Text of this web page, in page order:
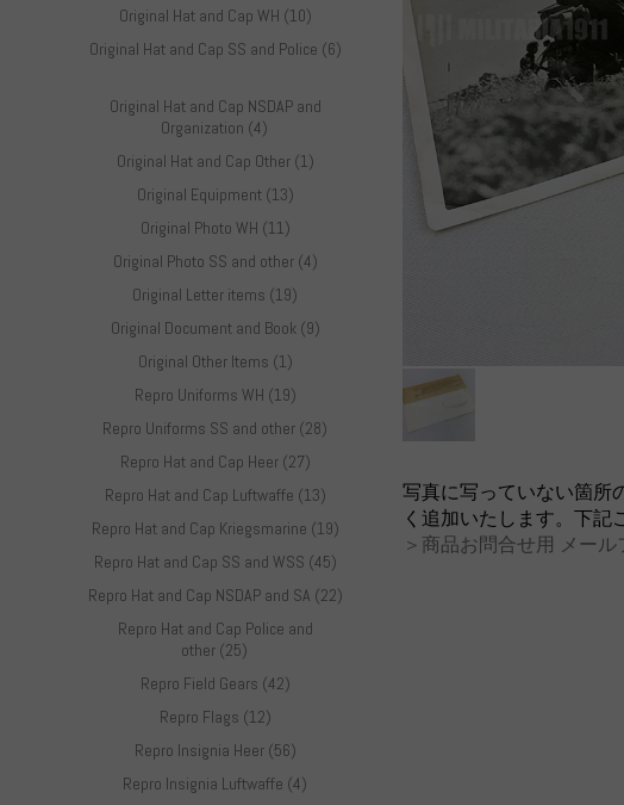
Original Hat and Cap WH (10)
Original Hat and Cap SS and Police (6)
Original Hat and Cap NSDAP and
Organization (4)
Original Hat and Cap Other (1)
Original Equipment (13)
Original Photo WH (11)
Original Photo SS and other (4)
Original Letter items (19)
Original Document and Book (9)
Original Other Items (1)
Repro Uniforms WH (19)
Repro Uniforms SS and other (28)
Repro Hat and Cap Heer (27)
Repro Hat and Cap Luftwaffe (13)
Repro Hat and Cap Kriegsmarine (19)
Repro Hat and Cap SS and WSS (45)
Repro Hat and Cap NSDAP and SA (22)
Repro Hat and Cap Police and
other (25)
Repro Field Gears (42)
Repro Flags (12)
Repro Insignia Heer (56)
Repro Insignia Luftwaffe (4)
写真に写っていない箇所
く追加いたします。下記
＞商品お問合せ用 メー